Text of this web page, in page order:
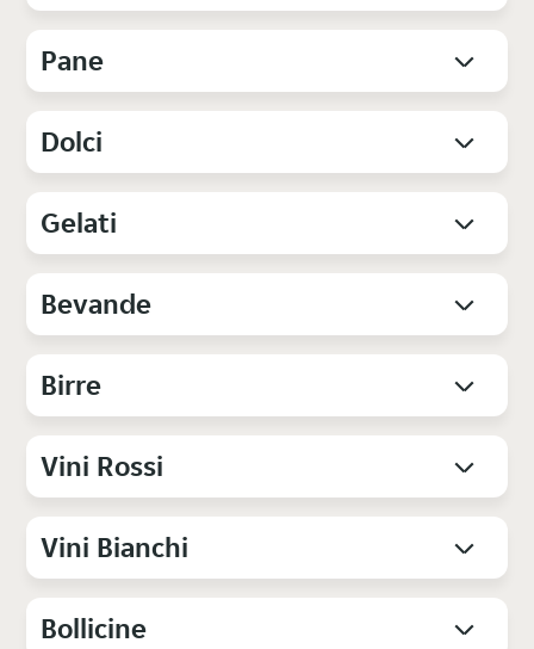
Pane
Dolci
Gelati
Bevande
Birre
Vini Rossi
Vini Bianchi
Bollicine